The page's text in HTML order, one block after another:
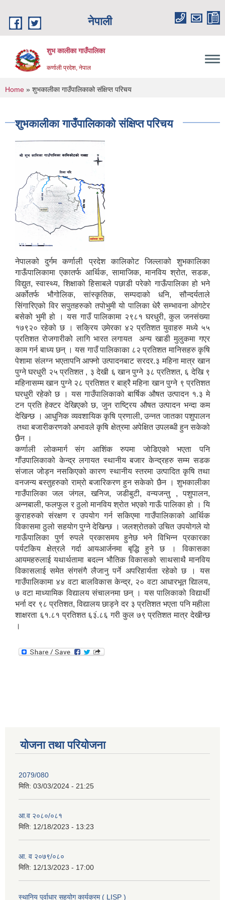
नेपाली
शुभ कालीका गाउँपालिका
कर्णाली प्रदेश, नेपाल
You are here
Home » शुभकालीका गाउँपालिकाको संक्षिप्त परिचय
शुभकालीका गाउँपालिकाको संक्षिप्त परिचय
नेपालको दुर्गम कर्णाली प्रदेश कालिकोट जिल्लाको शुभकालिका
गाऊँपालिकामा एकातर्फ आर्थिक, सामाजिक, मानविय श्रोत, सडक,
विद्युत, स्वास्थ्य, शिक्षाको हिसाबले पछाडी परेको गाऊँपालिका हो भने
अर्कोतर्फ भौगोलिक, सांस्कृतिक, सम्पदाको धनि, सौन्दर्यताले
सिंगारिएको विर सपुतहरुको तपोभुमी यो पालिका धेरै सम्भावना ओगटेर
बसेको भुमी हो । यस गाउँ पालिकामा २९८१ घरधुरी, कुल जनसंख्या
१७९२० रहेको छ । सक्रिय उमेरका ४२ प्रतिशत युवाहरु मध्ये ५५
प्रतिशत रोजगारीको लागि भारत लगायत अन्य खाडी मुलुकमा गएर
काम गर्न बाध्य छन् । यस गाउँ पालिकाका ८२ प्रतिशत मानिसहरु कृषि
पेशामा संलग्न भएतापनि आफ्नो उत्पादनबाट सरदर.३ महिना मात्र खान
पुग्ने घरधुरी २५ प्रतिशत , ३ देखी ६ खान पुग्ने ३८ प्रतिशत, ६ देखि ९
महिनासम्म खान पुग्ने २८ प्रतिशत र बाह्रै महिना खान पुग्ने ९ प्रतिशत
घरधुरी रहेको छ । यस गाउँपालिकाको बार्षिक औषत उत्पादन १.३ मे
टन प्रति हेक्टर देखिएको छ, जुन राष्ट्रिय औषत उत्पादन भन्दा कम
देखिन्छ । आधुनिक व्यवशायिक कृषि प्रणाली, उन्नत जातका पशुपालन
तथा बजारीकरणको अभावले कृषि क्षेत्रमा अपेक्षित उपलब्धी हुन सकेको
छैन ।
कर्णाली लोकमार्ग संग आशिंक रुपमा जोडिएको भएता पनि
गाँउपालिकाको केन्द्र लगायत स्थानीय बजार केन्द्रहरु सम्म सडक
संजाल जोड्न नसकिएको कारण स्थानीय स्तरमा उत्पादित कृषि तथा
वनजन्य बस्तुहरुको राम्रो बजारिकरण हुन सकेको छैन । शुभकालीका
गाउँपालिका जल जंगल, खनिज, जडीबुटी, वन्यजन्तु , पशुपालन,
अन्नबाली, फलफुल र ठुलो मानविय श्रोत भएको गाऊँ पालिका हो । यि
कुराहरुको संरक्षण र उपयोग गर्न सकिएमा गाउँपालिकाको आर्थिक
विकासमा ठुलो सहयोग पुग्ने देखिन्छ । जलश्रोतको उचित उपयोगले यो
गाऊँपालिका पुर्ण रुपले प्रकासमय हुनेछ भने विभिन्न प्रकारका
पर्यटकिय क्षेत्रले गर्दा आयआर्जनमा बृद्धि हुने छ । विकासका
आयमहरुलाई यथार्थतामा बदल्न भौतिक विकासको साथसाथै मानविय
विकासलाई समेत संगसंगै लैजानु पर्ने अपरिहार्यता रहेको छ । यस
गाउँपालिकामा ४४ वटा बालविकास केन्द्र, २० वटा आधारभूत द्यिालय,
७ वटा माध्यामिक विद्यालय संचालनमा छन् । यस पालिकाको विद्यार्थी
भर्ना दर ९८ प्रतिशत, विद्यालय छाड्ने दर ३ प्रतिशत भएता पनि महीला
शाक्षरता ६१.८१ प्रतिशत ६३ं.८६ गरी कुल ७९ प्रतिशत मात्र देखीन्छ
।
योजना तथा परियोजना
2079/080
मिति: 03/03/2024 - 21:25
आ.व २०८०/०८१
मिति: 12/18/2023 - 13:23
आ. व २०७९/०८०
मिति: 12/13/2023 - 17:00
स्थानिय पुर्वाधार सहयोग कार्यक्रम ( LISP )